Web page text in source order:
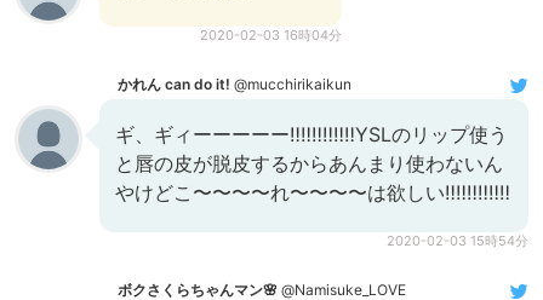
2020-02-03 16時04分
かれん can do it! @mucchirikaikun
ギ、ギィーーーーー‼️‼️‼️‼️‼️‼️YSLのリップ使う
と唇の皮が脱皮するからあんまり使わないん
やけどこ〜〜〜〜れ〜〜〜〜は欲しい‼️‼️‼️‼️‼️‼️
2020-02-03 15時54分
ボクさくらちゃんマン🌸 @Namisuke_LOVE